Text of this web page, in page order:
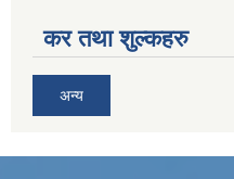
कर तथा शुल्कहरु
अन्य